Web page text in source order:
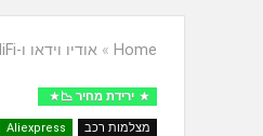
Home
» אודיו וידאו ו-HiFi
ירידת מחיר 📉
מצלמות רכב Aliexpress